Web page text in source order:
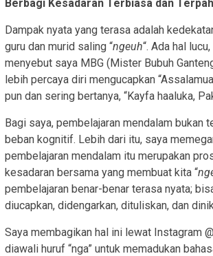
Berbagi Kesadaran Terbiasa dan
Dampak nyata yang terasa adalah
guru dan murid saling “ngeuh“. Ada hal
menyebut saya MBG (Mister Bubuh
lebih percaya diri mengucapkan
pun dan sering bertanya, “Kayfa haaluka,
Bagi saya, pembelajaran mendalam bukan
beban kognitif. Lebih dari itu, saya
pembelajaran mendalam itu merupakan
kesadaran bersama yang membuat kita “
pembelajaran benar-benar terasa nyata;
diucapkan, didengarkan, dituliskan, dan
Saya membagikan hal ini lewat Instagram
diawali huruf “nga” untuk memadukan